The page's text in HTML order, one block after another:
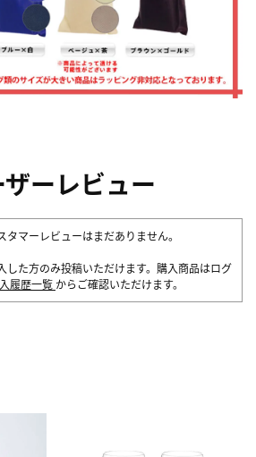
ーレビュー
マーレビューはまだありません。
した方のみ投稿いただけます。購入商品はログ
履歴一覧 からご確認いただけます。